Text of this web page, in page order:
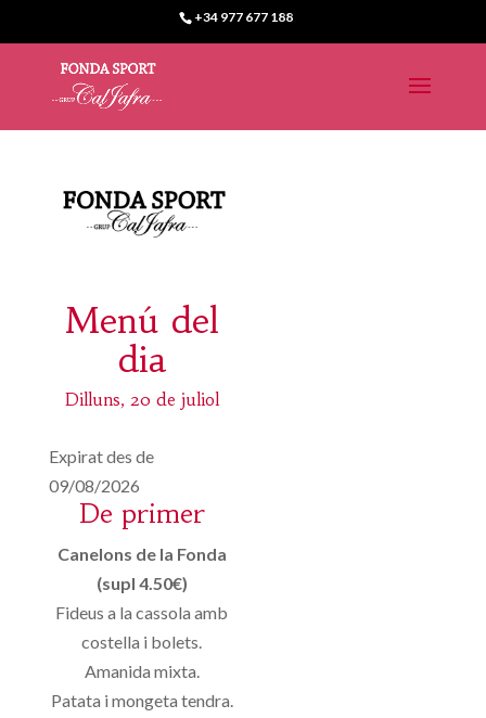
+34 977 677 188
Menú del
dia
Dilluns, 20 de juliol
Expirat des de
09/08/2026
De primer
Canelons de la Fonda
(supl 4.50€)
Fideus a la cassola amb
costella i bolets.
Amanida mixta.
Patata i mongeta tendra.